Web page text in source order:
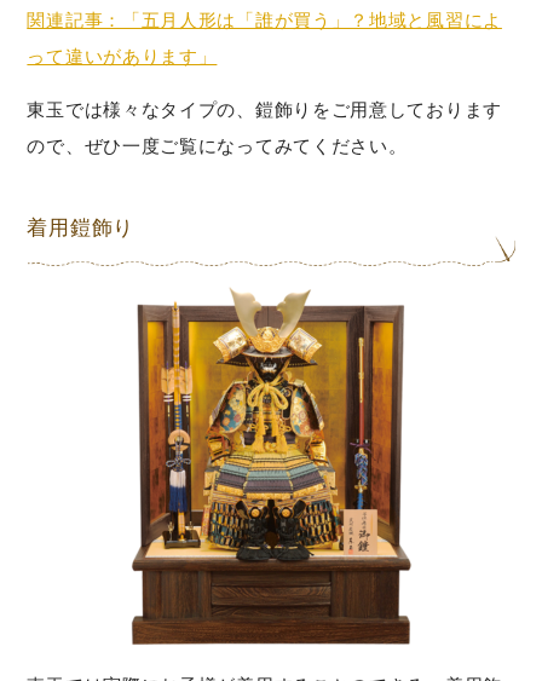
関連記事：「五月人形は「誰が買う」？地域と風習によ
って違いがあります」
東玉では様々なタイプの、鎧飾りをご用意しております
ので、ぜひ一度ご覧になってみてください。
着用鎧飾り